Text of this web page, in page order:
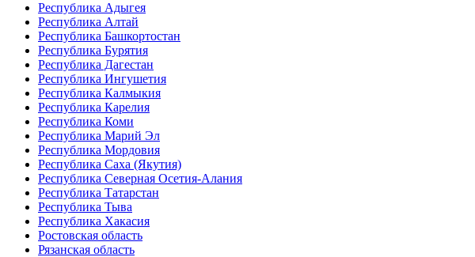
Республика Адыгея
Республика Алтай
Республика Башкортостан
Республика Бурятия
Республика Дагестан
Республика Ингушетия
Республика Калмыкия
Республика Карелия
Республика Коми
Республика Марий Эл
Республика Мордовия
Республика Саха (Якутия)
Республика Северная Осетия-Алания
Республика Татарстан
Республика Тыва
Республика Хакасия
Ростовская область
Рязанская область